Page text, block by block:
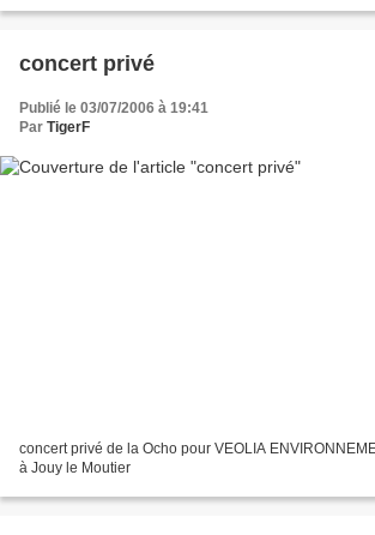
concert privé
Publié le 03/07/2006 à 19:41
Par TigerF
concert privé de la Ocho pour VEOLIA
à Jouy le Moutier